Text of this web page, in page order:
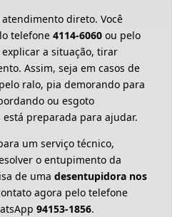
direto. Você
telefone 4114-6060 ou pelo
explicar a situação, tirar
Assim, seja em casos de
ralo, pia demorando para
ou esgoto
preparada para ajudar.
um serviço técnico,
o entupimento da
de uma desentupidora nos
agora pelo telefone
94153-1856.